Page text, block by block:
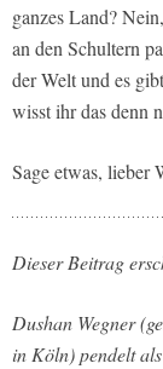
ganzes Land?
an den Schultern
der Welt und es
wisst ihr das denn
Sage etwas, lieber
Dieser Beitrag
Dushan Wegner
in Köln) pendelt